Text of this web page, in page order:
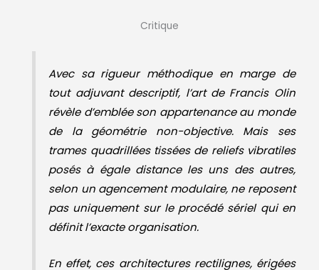
de la géométrie non-objective. Mais ses
posés à égale distance les uns des autres,
selon un agencement modulaire, ne reposent
pas uniquement sur le procédé sériel qui en
définit l’exacte organisation.
En effet, ces architectures rectilignes, érigées
en triangles ou en carrés parfois constitués
de lignes horizontales et verticales, subissent
de légers dérèglements formels dans le
harmonies chromatiques. Ainsi, par moment,